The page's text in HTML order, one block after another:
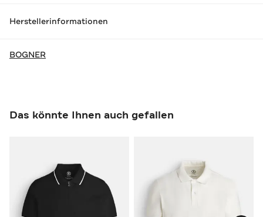
Herstellerinformationen
BOGNER
Das könnte Ihnen auch gefallen